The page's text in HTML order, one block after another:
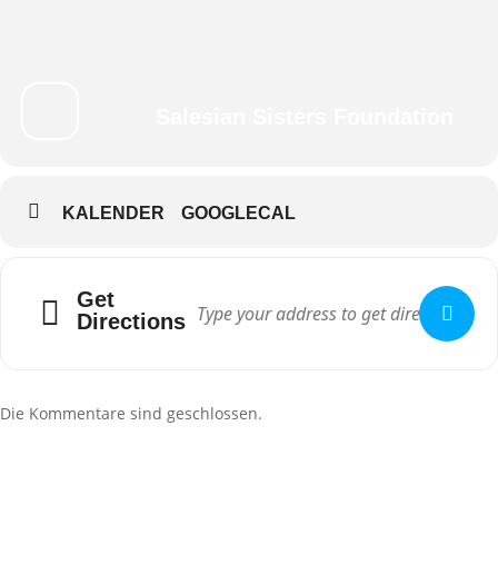
KALENDER GOOGLECAL
Get
Directions
Die Kommentare sind geschlossen.